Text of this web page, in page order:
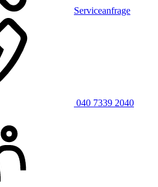
Serviceanfrage
040 7339 2040